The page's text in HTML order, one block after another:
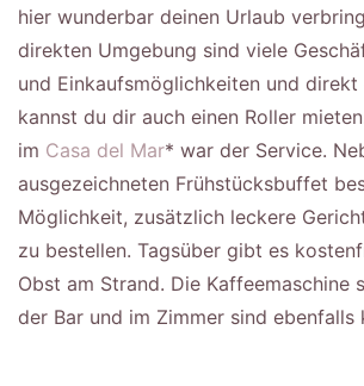
hier wunderbar deinen Urlaub
direkten Umgebung sind viele
und Einkaufsmöglichkeiten und direkt
kannst du dir auch einen Roller
im Casa del Mar* war der Service.
ausgezeichneten Frühstücksbuffet
Möglichkeit, zusätzlich leckere
zu bestellen. Tagsüber gibt es
Obst am Strand. Die Kaffeemaschine
der Bar und im Zimmer sind ebenfalls